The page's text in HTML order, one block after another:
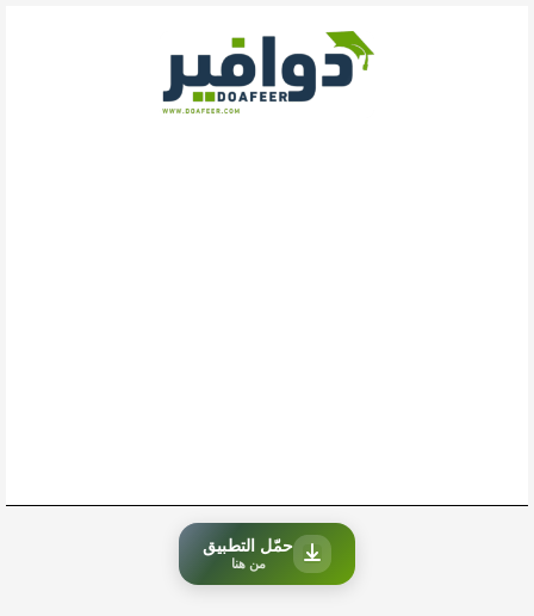
حمّل التطبيق
من هنا